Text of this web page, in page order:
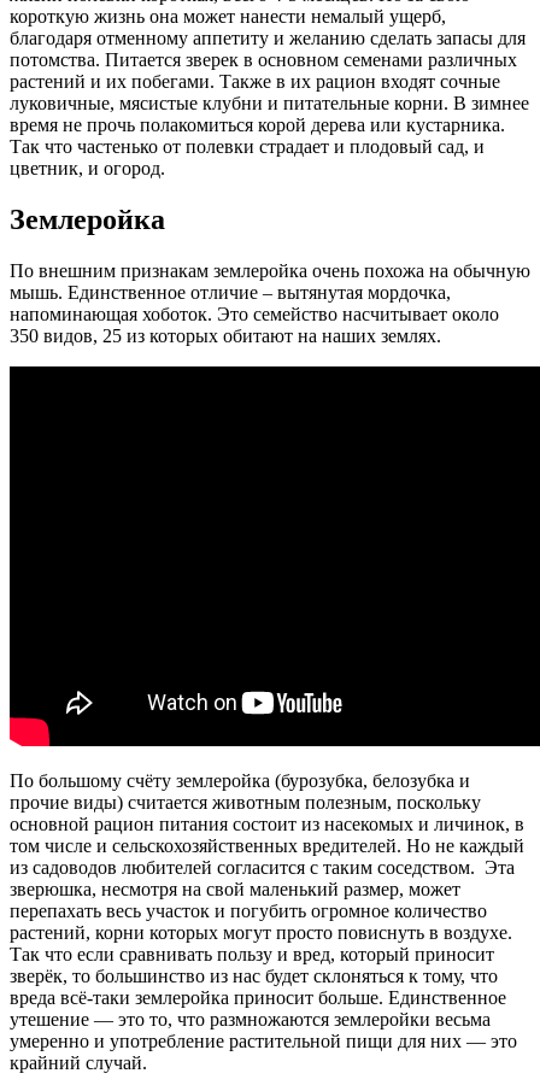
короткую жизнь она может нанести немалый ущерб,
благодаря отменному аппетиту и желанию сделать запасы для
потомства. Питается зверек в основном семенами различных
растений и их побегами. Также в их рацион входят сочные
луковичные, мясистые клубни и питательные корни. В зимнее
время не прочь полакомиться корой дерева или кустарника.
Так что частенько от полевки страдает и плодовый сад, и
цветник, и огород.
Землеройка
По внешним признакам землеройка очень похожа на обычную
мышь. Единственное отличие – вытянутая мордочка,
напоминающая хоботок. Это семейство насчитывает около
350 видов, 25 из которых обитают на наших землях.
По большому счёту землеройка (бурозубка, белозубка и
прочие виды) считается животным полезным, поскольку
основной рацион питания состоит из насекомых и личинок, в
том числе и сельскохозяйственных вредителей. Но не каждый
из садоводов любителей согласится с таким соседством. Эта
зверюшка, несмотря на свой маленький размер, может
перепахать весь участок и погубить огромное количество
растений, корни которых могут просто повиснуть в воздухе.
Так что если сравнивать пользу и вред, который приносит
зверёк, то большинство из нас будет склоняться к тому, что
вреда всё-таки землеройка приносит больше. Единственное
утешение — это то, что размножаются землеройки весьма
умеренно и употребление растительной пищи для них — это
крайний случай.